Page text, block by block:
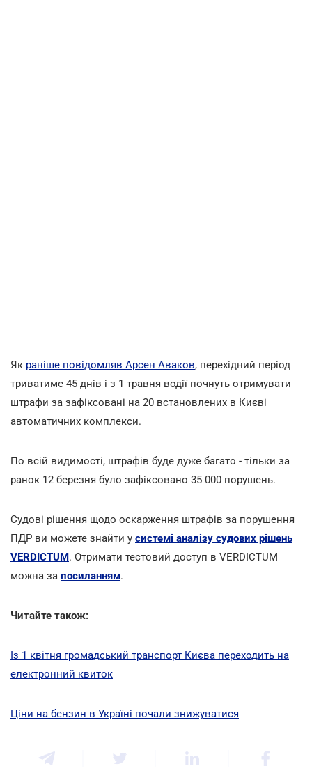
Як раніше повідомляв Арсен Аваков, перехідний період
триватиме 45 днів і з 1 травня водії почнуть отримувати
штрафи за зафіксовані на 20 встановлених в Києві
автоматичних комплекси.
По всій видимості, штрафів буде дуже багато - тільки за
ранок 12 березня було зафіксовано 35 000 порушень.
Судові рішення щодо оскарження штрафів за порушення
ПДР ви можете знайти у системі аналізу судових рішень
VERDICTUM. Отримати тестовий доступ в VERDICTUM
можна за посиланням.
Читайте також:
Із 1 квітня громадський транспорт Києва переходить на
електронний квиток
Ціни на бензин в Україні почали знижуватися